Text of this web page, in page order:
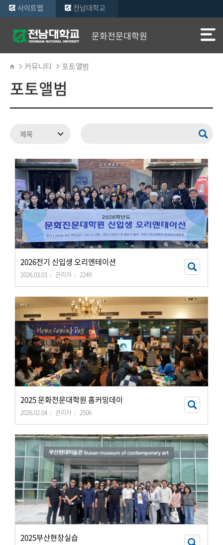
사이트맵 전남대학교
문화전문대학원
커뮤니티 포토앨범
포토앨범
2026전기 신입생 오리엔테이션
2026.03.03 관리자 2249
2025 문화전문대학원 홈커밍데이
2026.02.04 관리자 2506
2025부산현장실습